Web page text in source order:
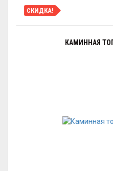
СКИДКА!
КАМИННАЯ